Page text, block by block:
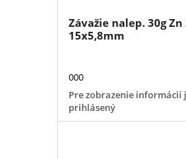
Závažie nalep. 30g Zn
15x5,8mm
000
Pre zobrazenie informácií
prihlásený